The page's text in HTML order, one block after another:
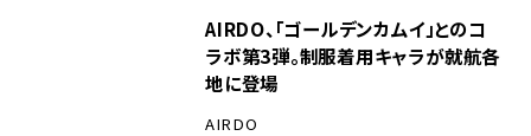
AIRDO、「ゴールデンカムイ」とのコ
ラボ第3弾。制服着用キャラが就航各
地に登場
AIRDO